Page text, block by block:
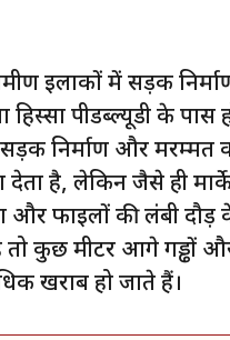
इलाकों में सड़क
पीडब्ल्यूडी के पास
निर्माण और मरम्मत
है, लेकिन जैसे ही
और फाइलों की लंबी
कुछ मीटर आगे गड्ढों
खराब हो जाते हैं।